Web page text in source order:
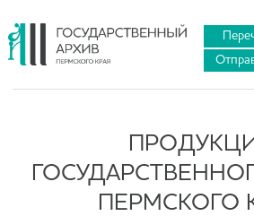
ПЕРМСКОГО